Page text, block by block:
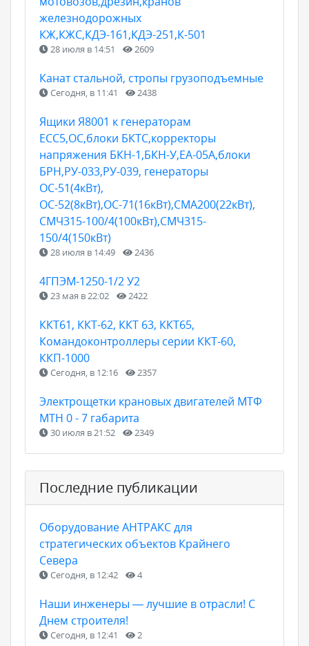
железнодорожных
КЖ,КЖС,КДЭ-161,КДЭ-251,К-501
28 июля в 14:51 2609
Канат стальной, стропы грузоподъемные
Сегодня, в 11:41 2438
Ящики Я8001 к генераторам
ЕСС5,ОС,блоки БКТС,корректоры
напряжения БКН-1,БКН-У,ЕА-05А,блоки
БРН,РУ-033,РУ-039, генераторы
ОС-51(4кВт),
ОС-52(8кВт),ОС-71(16кВт),СМА200(22кВт),
СМЧ315-100/4(100кВт),СМЧ315-
150/4(150кВт)
28 июля в 14:49 2436
4ГПЭМ-1250-1/2 У2
23 мая в 22:02 2422
ККТ61, ККТ-62, ККТ 63, ККТ65,
Командоконтроллеры серии ККТ-60,
ККП-1000
Сегодня, в 12:16 2357
Электрощетки крановых двигателей МТФ
МТН 0 - 7 габарита
30 июля в 21:52 2349
Последние публикации
Оборудование АНТРАКС для
стратегических объектов Крайнего
Севера
Сегодня, в 12:42 4
Наши инженеры — лучшие в отрасли! С
Днем строителя!
Сегодня, в 12:41 2